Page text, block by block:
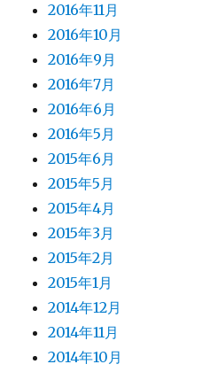
2016年11月
2016年10月
2016年9月
2016年7月
2016年6月
2016年5月
2015年6月
2015年5月
2015年4月
2015年3月
2015年2月
2015年1月
2014年12月
2014年11月
2014年10月